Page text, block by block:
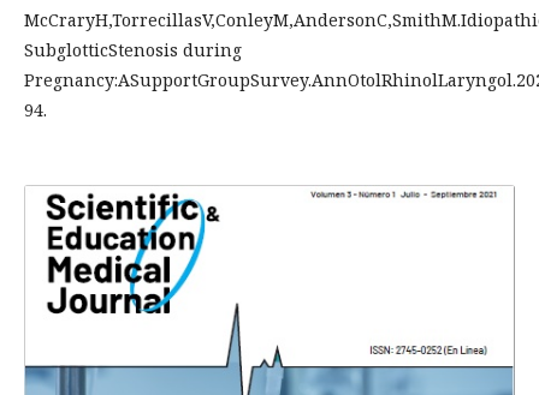
SubglotticStenosis during
94.